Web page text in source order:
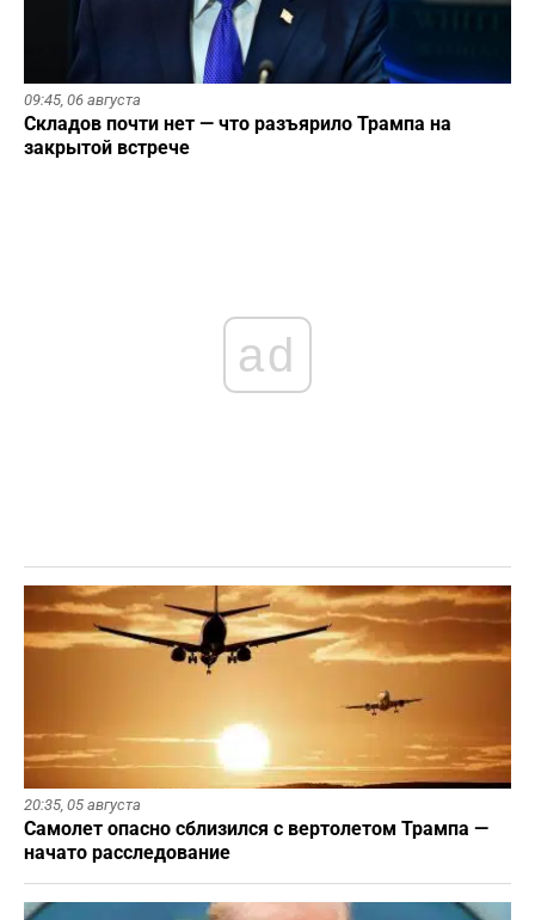
09:45, 06 августа
Складов почти нет — что разъярило Трампа на
закрытой встрече
ad
20:35, 05 августа
Самолет опасно сблизился с вертолетом Трампа —
начато расследование